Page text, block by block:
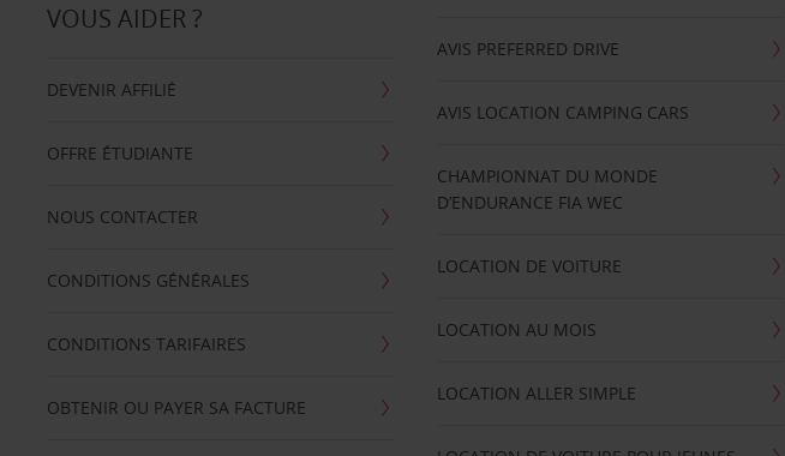
VOUS AIDER ?
DEVENIR AFFILIÉ
OFFRE ÉTUDIANTE
NOUS CONTACTER
CONDITIONS GÉNÉRALES
CONDITIONS TARIFAIRES
OBTENIR OU PAYER SA FACTURE
AVIS PREFERRED DRIVE
AVIS LOCATION CAMPING CARS
CHAMPIONNAT DU MONDE
D’ENDURANCE FIA WEC
LOCATION DE VOITURE
LOCATION AU MOIS
LOCATION ALLER SIMPLE